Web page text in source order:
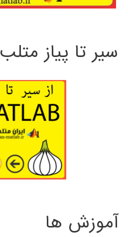
سیر تا پیاز متلب MATLAB
آموزش ها